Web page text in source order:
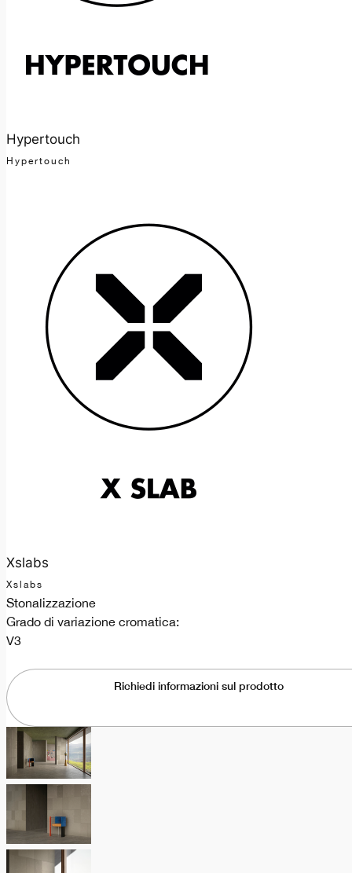
Hypertouch
Hypertouch
Xslabs
Xslabs
Stonalizzazione
Grado di variazione cromatica:
V3
Richiedi informazioni sul prodotto